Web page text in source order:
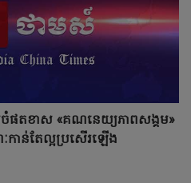
ផតខាស «គណនេយ្យភាពសង្គម»
ៈកាន់តែល្អប្រសើរឡើង